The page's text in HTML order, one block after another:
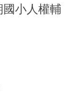
小人權輔